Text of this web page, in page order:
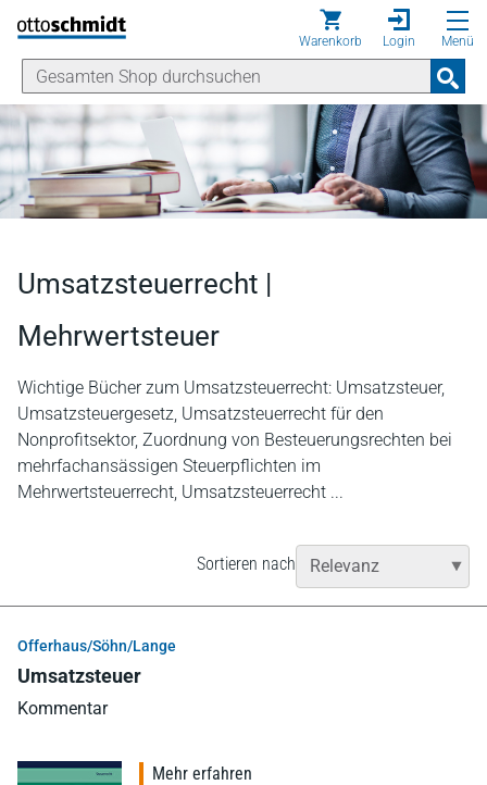
Direkt zum Inhalt
Warenkorb Login Menü
Umsatzsteuerrecht |
Mehrwertsteuer
Wichtige Bücher zum Umsatzsteuerrecht: Umsatzsteuer,
Umsatzsteuergesetz, Umsatzsteuerrecht für den
Nonprofitsektor, Zuordnung von Besteuerungsrechten bei
mehrfachansässigen Steuerpflichten im
Mehrwertsteuerrecht, Umsatzsteuerrecht ...
Sortieren nach
Offerhaus/Söhn/Lange
Umsatzsteuer
Kommentar
Mehr erfahren